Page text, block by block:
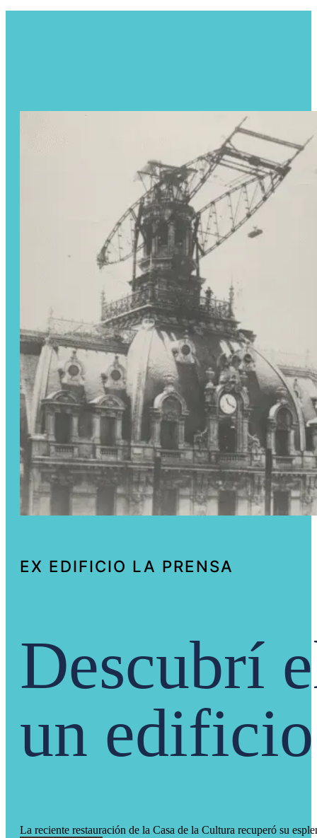
EX EDIFICIO LA PRENSA
Descubrí
un
La reciente restauración de la Casa de la Cultura recuperó su